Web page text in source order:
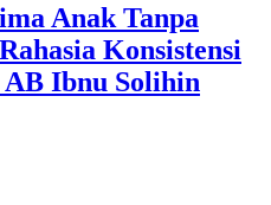
Anak Tanpa
Konsistensi
AB Ibnu Solihin